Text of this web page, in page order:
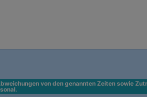
von den genannten Zeiten sowie